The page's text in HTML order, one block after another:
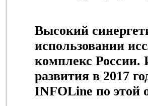
Высокий
использовании
комплекс России.
развития в 2017
INFOLine по этой